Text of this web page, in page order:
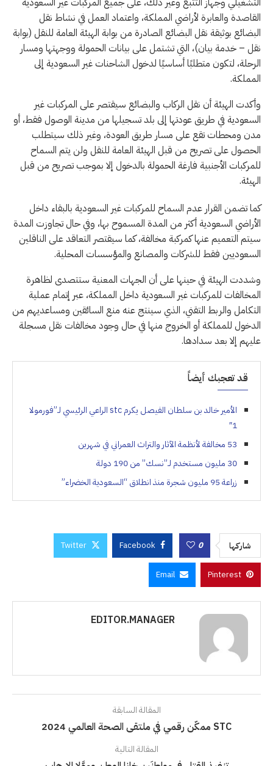
القاصدة والعابرة لأراضي المملكة، واعتماد العمل في نشاط نقل
البضائع بوثيقة نقل البضائع الصادرة من بوابة الهيئة العامة للنقل (بوابة
نقل – خدمة بيان)، التي تشتمل على بيانات الحمولة ووجهتها ومسار
الرحلة، لتكون متطلبًا أساسيًا لدخول الشاحنات غير السعودية إلى
المملكة.
وأكدت الهيئة أن نقل الركاب والبضائع سيقتصر على المركبات غير
السعودية في طريق عودتها إلى بلد تسجيلها من مدينة الوصول فقط، أو
مدن ومحطات تقع على مسار طريق العودة، وغير ذلك سيتطلب
الحصول على تصريح من قبل الهيئة العامة للنقل ولن يتم السماح
للمركبات الأجنبية فارغة الحمولة بالدخول إلا بموجب تصريح من قبل
الهيئة.
كما تضمن القرار عدم السماح للمركبات غير السعودية بالبقاء داخل
الأراضي السعودية أكثر من المدة المسموح بها، وفي حال تجاوزت المدة
سيتم التعميم عنها كمركبة مخالفة، كما سيقتصر التعاقد على الناقلين
السعوديين فقط للشركات والمصانع والمؤسسات المحلية.
وشددت الهيئة في حينها على أن الجهات المعنية ستتصدى لظاهرة
المخالفات للمركبات غير السعودية داخل المملكة، عبر إتمام عملية
التكامل والربط التقني، الذي سينتج عنه منع السائقين ومساعديهم من
الدخول للمملكة أو الخروج منها في حال وجود مخالفات نقل مسجلة
عليهم إلا بعد سدادها.
قد تعجبك أيضاً
الأمير خالد بن سلطان الفيصل يكرم stc الراعي الرئيسي لـ”فورمولا
1″
53 مخالفة لأنظمة الآثار والتراث العمراني في شهرين
30 مليون مستخدم لـ”نسك” من 190 دولة
زراعة 95 مليون شجرة منذ انطلاق “السعودية الخضراء”
شاركها 0
Facebook
Twitter
Pinterest
Email
EDITOR.MANAGER
المقالة السابقة
STC ممكّن رقمي في ملتقى الصحة العالمي 2024
المقالة التالية